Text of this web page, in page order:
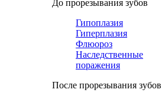
До прорезывания зубов
Гипоплазия
Гиперплазия
Флюороз
Наследственные
поражения
После прорезывания зубов